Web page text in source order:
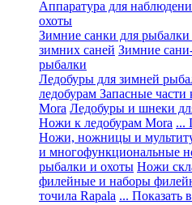
Аппаратура для
охоты
Зимние санки для
зимних саней Зимние
рыбалки
Ледобуры для зимней
ледобурам Запасные части
Mora Ледобуры и шнеки
Ножи к ледобурам Mora ...
Ножи, ножницы и
и многофункциональные
рыбалки и охоты Ножи
филейные и наборы
точила Rapala ... Показать